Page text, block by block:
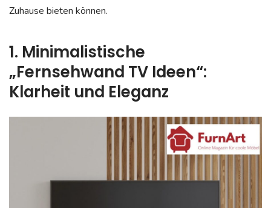
Zuhause bieten können.
1. Minimalistische
„Fernsehwand TV Ideen“:
Klarheit und Eleganz